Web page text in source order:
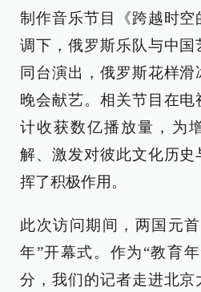
制作音乐节目《跨越时
调下，俄罗斯乐队与中
同台演出，俄罗斯花样
晚会献艺。相关节目在
计收获数亿播放量，为
解、激发对彼此文化历
挥了积极作用。
此次访问期间，两国元
年”开幕式。作为“教育
分，我们的记者走进北京